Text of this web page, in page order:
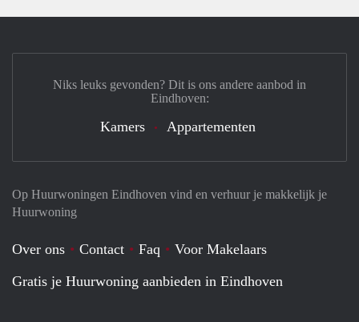
Op Huurwoningen Eindhoven vind en verhuur je makkelijk je
Huurwoning
Over ons Contact Faq
Voor Makelaars
Gratis je Huurwoning aanbieden in Eindhoven
Niks leuks gevonden? Dit is ons andere aanbod in
Eindhoven:
Kamers Appartementen